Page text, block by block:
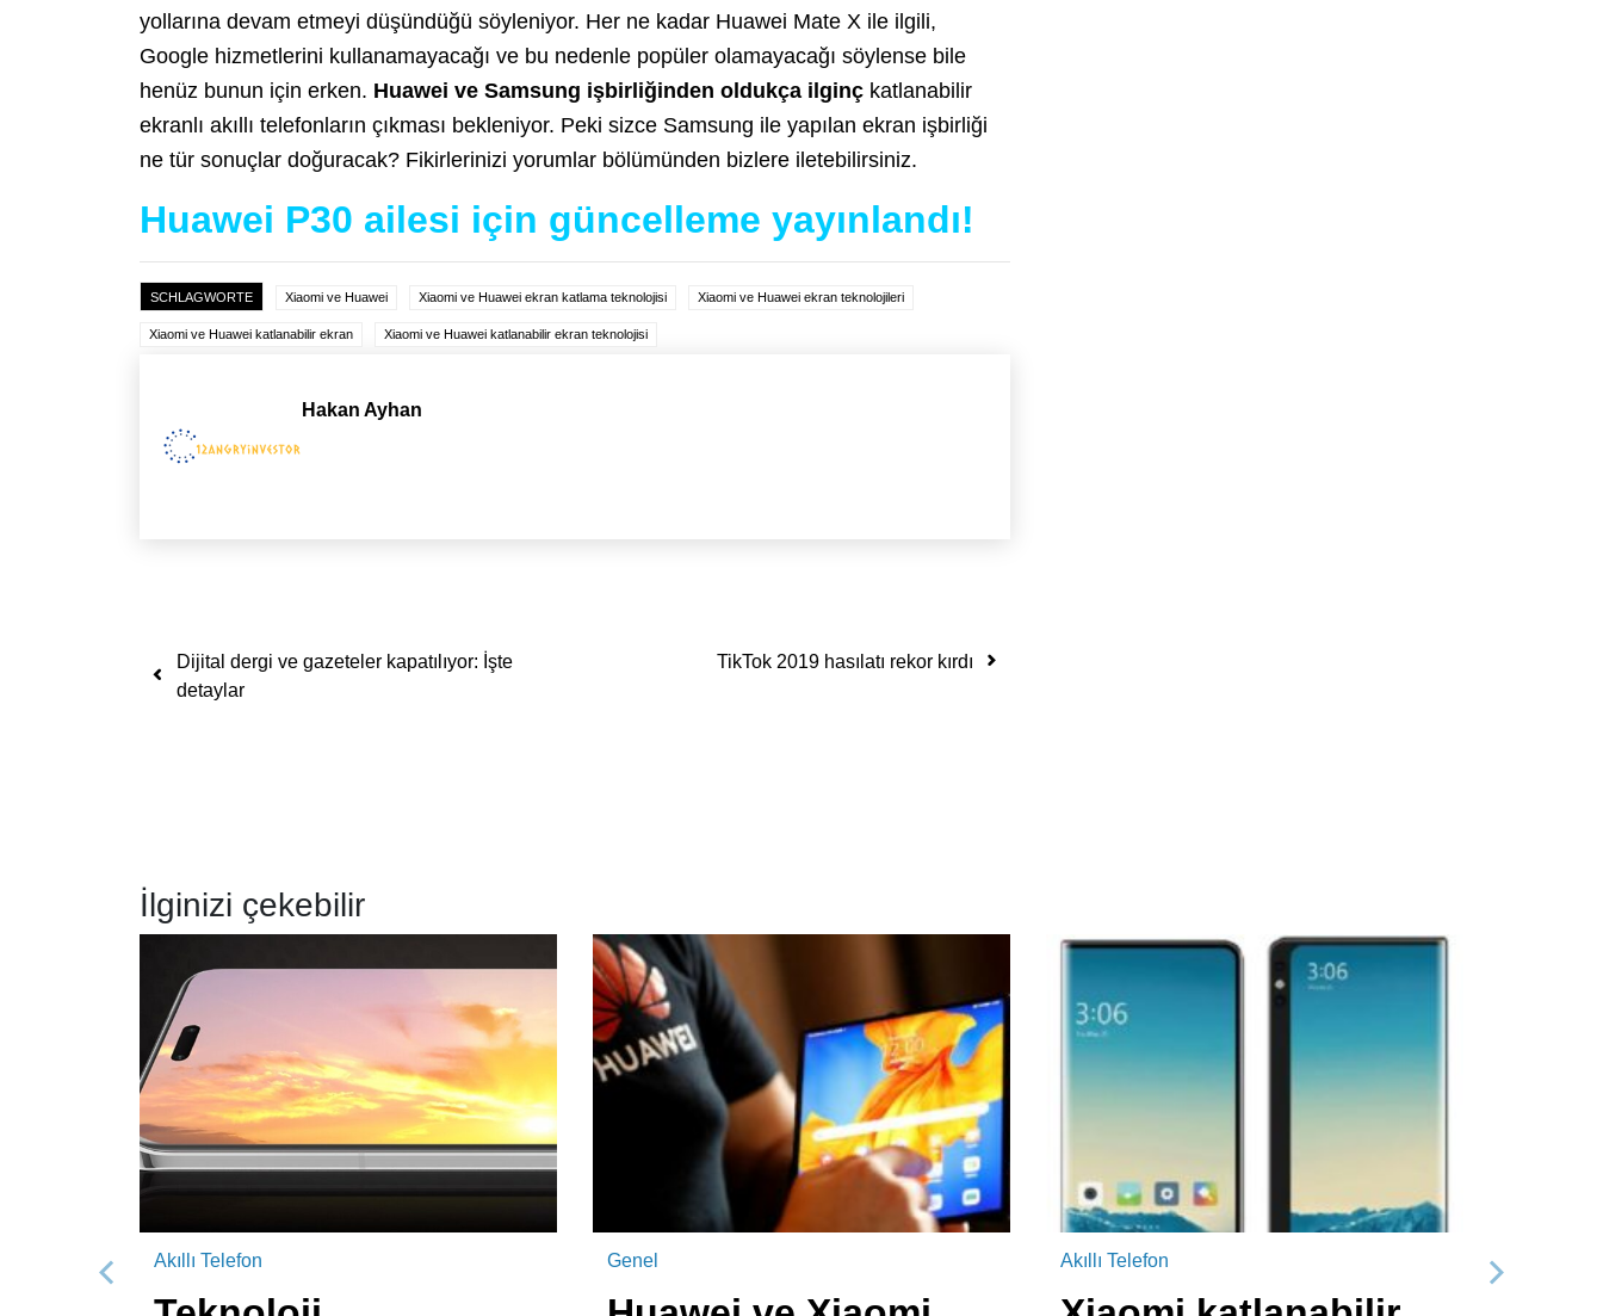
yollarına devam etmeyi düşündüğü söyleniyor. Her ne kadar Huawei Mate X ile ilgili,
Google hizmetlerini kullanamayacağı ve bu nedenle popüler olamayacağı söylense bile
henüz bunun için erken. Huawei ve Samsung işbirliğinden oldukça ilginç katlanabilir
ekranlı akıllı telefonların çıkması bekleniyor. Peki sizce Samsung ile yapılan ekran işbirliği
ne tür sonuçlar doğuracak? Fikirlerinizi yorumlar bölümünden bizlere iletebilirsiniz.
Huawei P30 ailesi için güncelleme yayınlandı!
SCHLAGWORTE Xiaomi ve Huawei Xiaomi ve Huawei ekran katlama teknolojisi Xiaomi ve Huawei ekran teknolojileri
Xiaomi ve Huawei katlanabilir ekran Xiaomi ve Huawei katlanabilir ekran teknolojisi
Hakan Ayhan
Yazı dolaşımı
Dijital dergi ve gazeteler kapatılıyor: İşte
detaylar
TikTok 2019 hasılatı rekor kırdı
İlginizi çekebilir
Akıllı Telefon Genel Akıllı Telefon
Önceki Sonraki